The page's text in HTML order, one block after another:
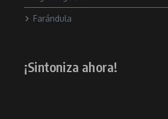
Farándula
¡Sintoniza ahora!